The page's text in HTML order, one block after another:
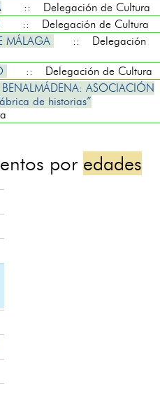
:: Delegación de Cultura
:: Delegación de Cultura
MÁLAGA
:: Delegación
:: Delegación de Cultura
BENALMÁDENA: ASOCIACIÓN
de historias”
por edades